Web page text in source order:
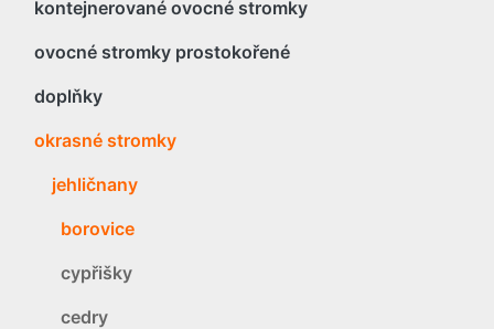
kontejnerované ovocné stromky
ovocné stromky prostokořené
doplňky
okrasné stromky
jehličnany
borovice
cypřišky
cedry